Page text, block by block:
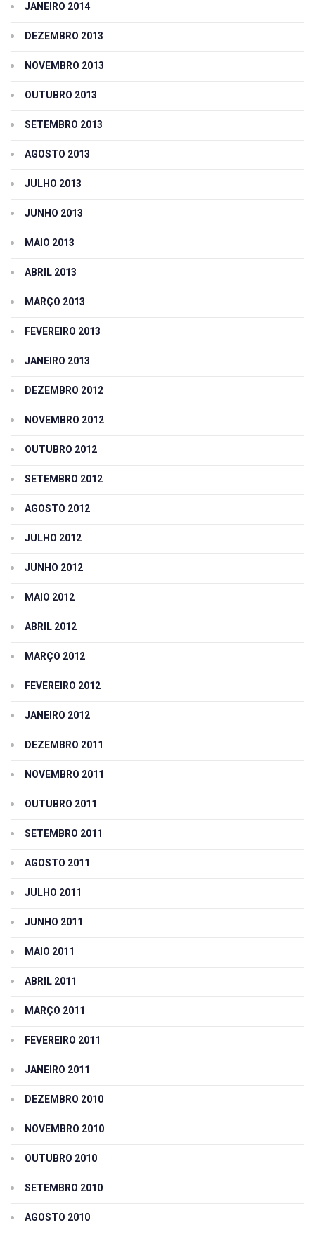
JANEIRO 2014
DEZEMBRO 2013
NOVEMBRO 2013
OUTUBRO 2013
SETEMBRO 2013
AGOSTO 2013
JULHO 2013
JUNHO 2013
MAIO 2013
ABRIL 2013
MARÇO 2013
FEVEREIRO 2013
JANEIRO 2013
DEZEMBRO 2012
NOVEMBRO 2012
OUTUBRO 2012
SETEMBRO 2012
AGOSTO 2012
JULHO 2012
JUNHO 2012
MAIO 2012
ABRIL 2012
MARÇO 2012
FEVEREIRO 2012
JANEIRO 2012
DEZEMBRO 2011
NOVEMBRO 2011
OUTUBRO 2011
SETEMBRO 2011
AGOSTO 2011
JULHO 2011
JUNHO 2011
MAIO 2011
ABRIL 2011
MARÇO 2011
FEVEREIRO 2011
JANEIRO 2011
DEZEMBRO 2010
NOVEMBRO 2010
OUTUBRO 2010
SETEMBRO 2010
AGOSTO 2010